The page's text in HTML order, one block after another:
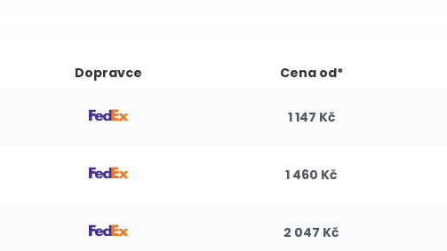
Dopravce Cena od*
1 147 Kč
1 460 Kč
2 047 Kč